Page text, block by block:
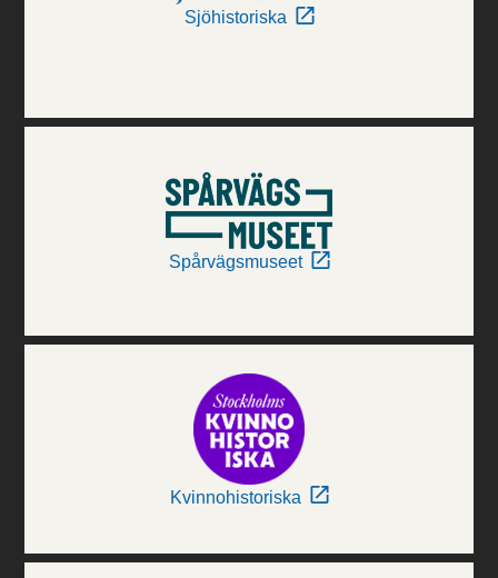
Sjöhistoriska
Spårvägsmuseet
Kvinnohistoriska